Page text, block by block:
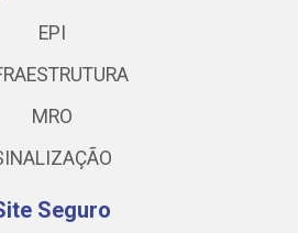
EPI
MRO
Seguro